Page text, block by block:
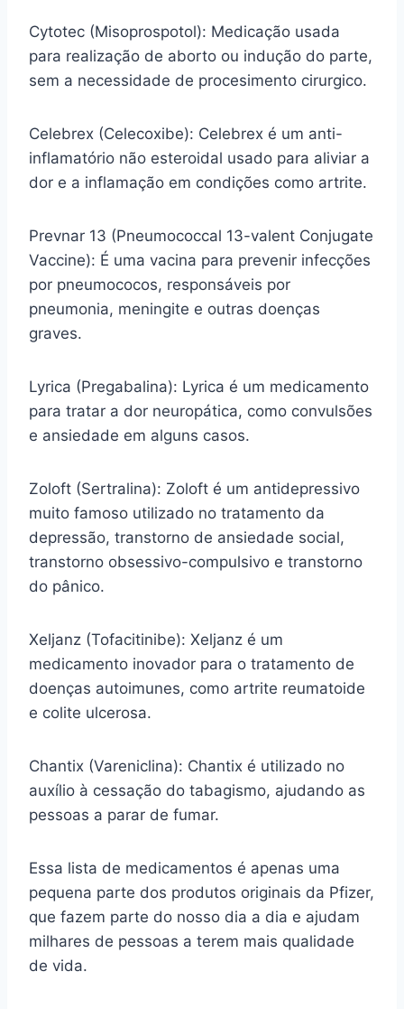
Cytotec (Misoprospotol): Medicação usada
para realização de aborto ou indução do parte,
sem a necessidade de procesimento cirurgico.
Celebrex (Celecoxibe): Celebrex é um anti-
inflamatório não esteroidal usado para aliviar a
dor e a inflamação em condições como artrite.
Prevnar 13 (Pneumococcal 13-valent Conjugate
Vaccine): É uma vacina para prevenir infecções
por pneumococos, responsáveis por
pneumonia, meningite e outras doenças
graves.
Lyrica (Pregabalina): Lyrica é um medicamento
para tratar a dor neuropática, como convulsões
e ansiedade em alguns casos.
Zoloft (Sertralina): Zoloft é um antidepressivo
muito famoso utilizado no tratamento da
depressão, transtorno de ansiedade social,
transtorno obsessivo-compulsivo e transtorno
do pânico.
Xeljanz (Tofacitinibe): Xeljanz é um
medicamento inovador para o tratamento de
doenças autoimunes, como artrite reumatoide
e colite ulcerosa.
Chantix (Vareniclina): Chantix é utilizado no
auxílio à cessação do tabagismo, ajudando as
pessoas a parar de fumar.
Essa lista de medicamentos é apenas uma
pequena parte dos produtos originais da Pfizer,
que fazem parte do nosso dia a dia e ajudam
milhares de pessoas a terem mais qualidade
de vida.